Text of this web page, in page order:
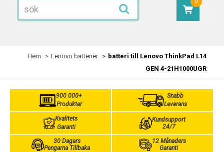
Hem Lenovo batterier
batteri till Lenovo ThinkPad L14
GEN 4-21H1000UGR
900 000+
Produkter
Snabb
Leverans
Kvalitets
Garanti
Kundsupport
24/7
30 Dagars
Pengarna Tillbaka
12 Månaders
Garanti